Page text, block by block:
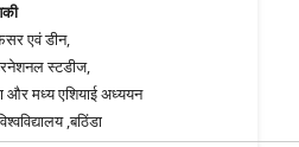
एवं डीन,
स्टडीज,
और मध्य एशियाई अध्ययन
,बठिंडा